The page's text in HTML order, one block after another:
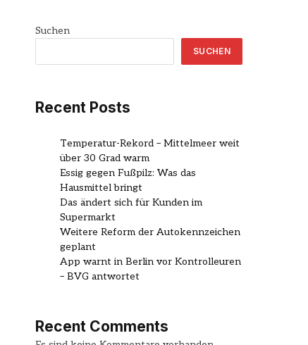
Suchen
SUCHEN
Recent Posts
Temperatur-Rekord – Mittelmeer weit
über 30 Grad warm
Essig gegen Fußpilz: Was das
Hausmittel bringt
Das ändert sich für Kunden im
Supermarkt
Weitere Reform der Autokennzeichen
geplant
App warnt in Berlin vor Kontrolleuren
– BVG antwortet
Recent Comments